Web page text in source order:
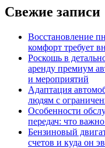
Свежие записи
Восстановление
комфорт требует
Роскошь в
аренду премиум
и мероприятий
Адаптация
людям с
Особенности
передач: что
Бензиновый
счетов и куда он